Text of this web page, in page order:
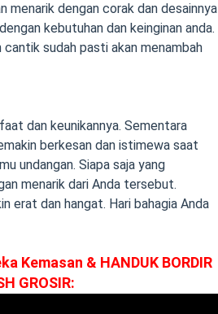
menarik dengan corak dan desainnya
kebutuhan dan keinginan anda.
sudah pasti akan menambah
dan keunikannya. Sementara
berkesan dan istimewa saat
undangan. Siapa saja yang
menarik dari Anda tersebut.
erat dan hangat. Hari bahagia Anda
Kemasan & HANDUK BORDIR
GROSIR: